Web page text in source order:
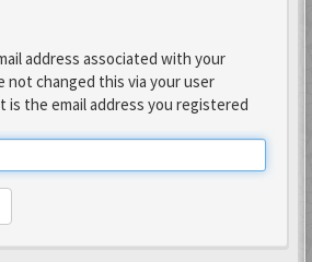
address associated with your
not changed this via your user
is the email address you registered